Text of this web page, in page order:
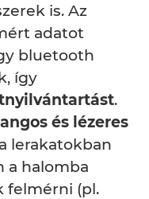
is. Az
adatot
bluetooth
így
.
és lézeres
lerakatokban
a halomba
felmérni (pl.